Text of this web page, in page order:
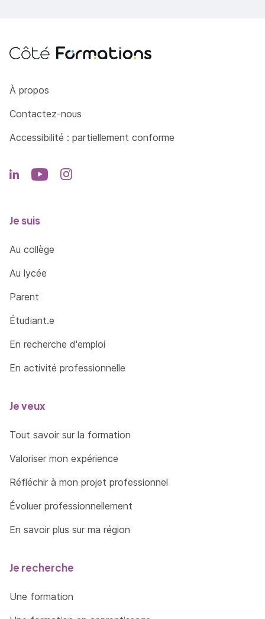
Côté Formations
À propos
Contactez-nous
Accessibilité : partiellement conforme
Je suis
Au collège
Au lycée
Parent
Étudiant.e
En recherche d'emploi
En activité professionnelle
Je veux
Tout savoir sur la formation
Valoriser mon expérience
Réfléchir à mon projet professionnel
Évoluer professionnellement
En savoir plus sur ma région
Je recherche
Une formation